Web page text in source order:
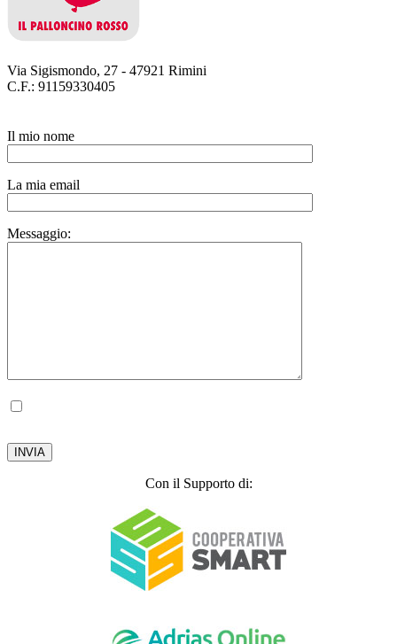
Via Sigismondo, 27 - 47921 Rimini
C.F.: 91159330405
Il mio nome
La mia email
Messaggio:
Con il Supporto di: